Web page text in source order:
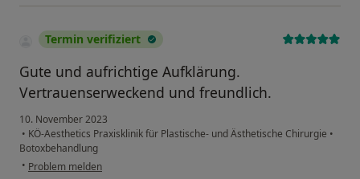
Termin verifiziert
Gute und aufrichtige Aufklärung.
Vertrauenserweckend und freundlich.
10. November 2023
• KÖ-Aesthetics Praxisklinik für Plastische- und Ästhetische Chirurgie •
Botoxbehandlung
• Problem melden